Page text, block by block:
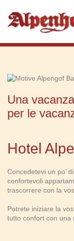
Una
per le
Hotel
Concedetevi un po’
confortevoli
trascorrere con la
Potrete iniziare la
tutto confort con una